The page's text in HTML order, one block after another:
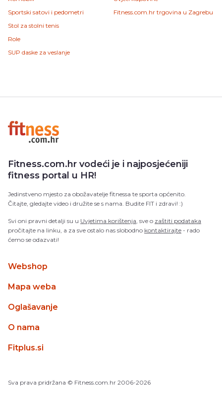
Sportski satovi i pedometri
Stol za stolni tenis
Role
SUP daske za veslanje
Fitness.com.hr trgovina u Zagrebu
Fitness.com.hr vodeći je i najposjećeniji
fitness portal u HR!
Jedinstveno mjesto za obožavatelje fitnessa te sporta općenito.
Čitajte, gledajte video i družite se s nama. Budite FIT i zdravi! :)
Svi oni pravni detalji su u Uvjetima korištenja, sve o zaštiti podataka
pročitajte na linku, a za sve ostalo nas slobodno kontaktirajte - rado
ćemo se odazvati!
Webshop
Mapa weba
Oglašavanje
O nama
Fitplus.si
Sva prava pridržana © Fitness.com.hr 2006-2026